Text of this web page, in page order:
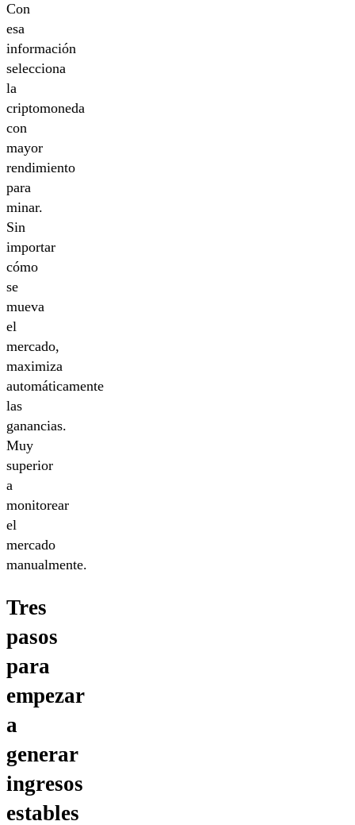
Con
esa
información
selecciona
la
criptomoneda
con
mayor
rendimiento
para
minar.
Sin
importar
cómo
se
mueva
el
mercado,
maximiza
automáticamente
las
ganancias.
Muy
superior
a
monitorear
el
mercado
manualmente.
Tres
pasos
para
empezar
a
generar
ingresos
estables